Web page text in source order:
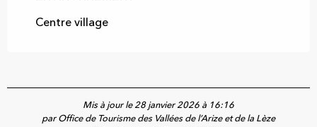
Centre village
Mis à jour le 28 janvier 2026 à 16:16
par Office de Tourisme des Vallées de l’Arize et de la Lèze